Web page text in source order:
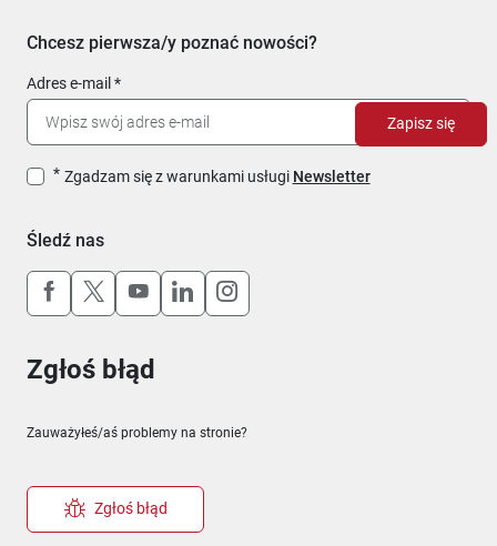
Chcesz pierwsza/y poznać nowości?
Adres e-mail
Zgadzam się z warunkami usługi Newsletter
Zapisz się
Śledź nas
Uwaga, link otworzy się w nowym oknie
Uwaga, link otworzy się w nowym oknie
Uwaga, link otworzy się w nowym
Uwaga, link otworzy się w
Uwaga, link otworzy się w
Zgłoś błąd
Zauważyłeś/aś problemy na stronie?
Zgłoś błąd